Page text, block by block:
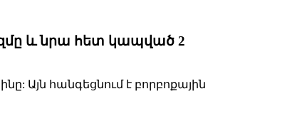
և նրա հետ կապված 2
Այն հանգեցնում է բորբոքային